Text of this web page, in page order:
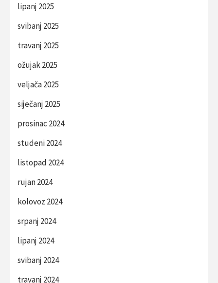
lipanj 2025
svibanj 2025
travanj 2025
ožujak 2025
veljača 2025
siječanj 2025
prosinac 2024
studeni 2024
listopad 2024
rujan 2024
kolovoz 2024
srpanj 2024
lipanj 2024
svibanj 2024
travanj 2024